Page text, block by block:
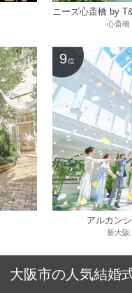
心斎橋
9 位
アルカン
新大阪
大阪市の人気結婚